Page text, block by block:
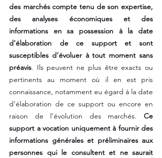
des marchés compte tenu de son expertise,
des analyses économiques et des
informations en sa possession à la date
d’élaboration de ce support et sont
susceptibles d’évoluer à tout moment sans
préavis. Ils peuvent ne plus être exacts ou
pertinents au moment où il en est pris
connaissance, notamment eu égard à la date
d’élaboration de ce support ou encore en
raison de l’évolution des marchés. Ce
support a vocation uniquement à fournir des
informations générales et préliminaires aux
personnes qui le consultent et ne saurait